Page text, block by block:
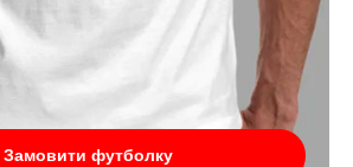
Замовити футболку